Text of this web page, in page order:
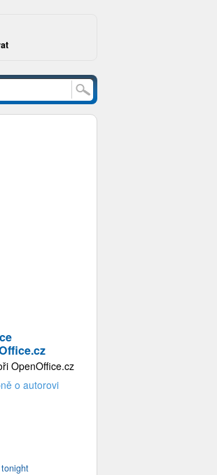
OpenOffice.cz
o autorovi